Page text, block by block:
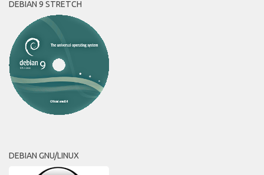
DEBIAN 9 STRETCH
DEBIAN GNU/LINUX